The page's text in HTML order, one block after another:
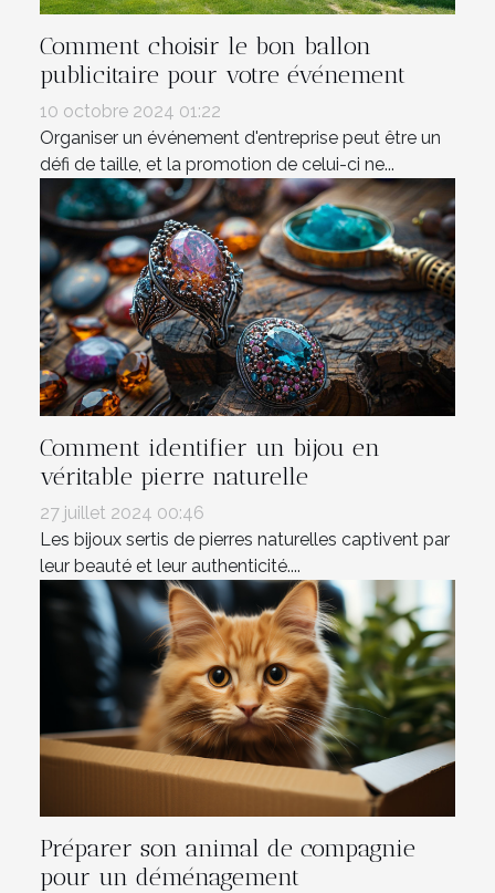
Comment choisir le bon ballon
publicitaire pour votre événement
10 octobre 2024 01:22
Organiser un événement d'entreprise peut être un
défi de taille, et la promotion de celui-ci ne...
Comment identifier un bijou en
véritable pierre naturelle
27 juillet 2024 00:46
Les bijoux sertis de pierres naturelles captivent par
leur beauté et leur authenticité....
Préparer son animal de compagnie
pour un déménagement